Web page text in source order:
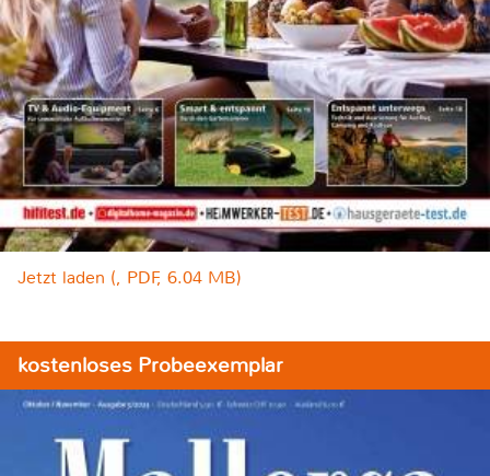
Jetzt laden (, PDF, 6.04 MB)
kostenloses Probeexemplar